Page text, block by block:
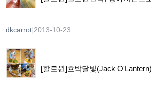
dkcarrot 2013-10-23